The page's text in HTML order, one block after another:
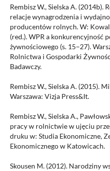
Rembisz W., Sielska A. (2014b).
relacje wynagrodzenia i
producentów rolnych. W:
(red.). WPR a konkurencyjność
żywnościowego (s. 15−27).
Rolnictwa i Gospodarki
Badawczy.
Rembisz W., Sielska A. (2015).
Warszawa: Vizja Press&It.
Rembisz W., Sielska A.,
pracy w rolnictwie w ujęciu
druku w: Studia Ekonomiczne,
Ekonomicznego w Katowicach.
Skousen M. (2012). Narodziny